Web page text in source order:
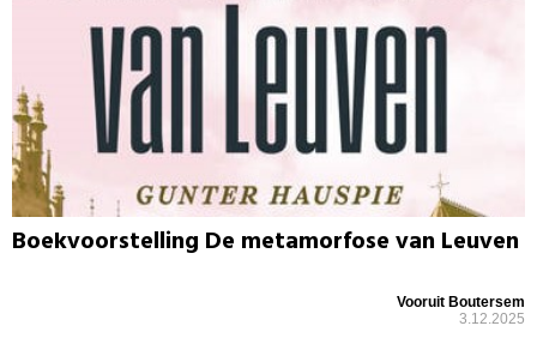
Boekvoorstelling De metamorfose van Leuven
Vooruit Boutersem
3.12.2025